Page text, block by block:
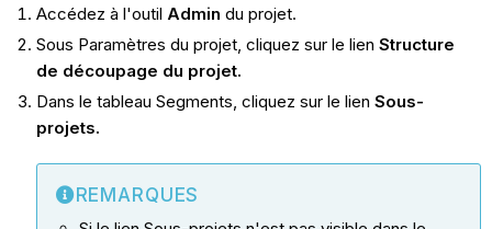
Accédez à l'outil Admin du projet.
Sous Paramètres du projet, cliquez sur le lien Structure
de découpage du projet.
Dans le tableau Segments, cliquez sur le lien Sous-
projets.
REMARQUES